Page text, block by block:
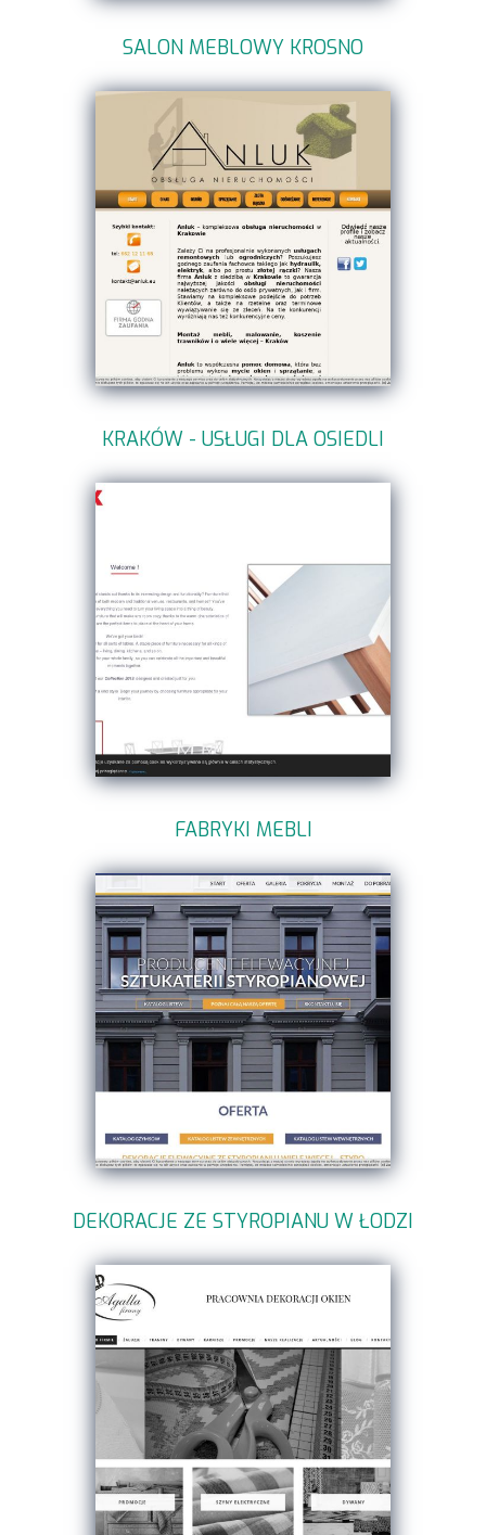
SALON MEBLOWY KROSNO
KRAKÓW - USŁUGI DLA OSIEDLI
FABRYKI MEBLI
DEKORACJE ZE STYROPIANU W ŁODZI